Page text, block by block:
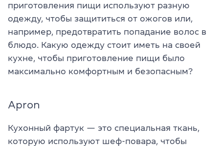
приготовления пищи используют разную
одежду, чтобы защититься от ожогов или,
например, предотвратить попадание волос в
блюдо. Какую одежду стоит иметь на своей
кухне, чтобы приготовление пищи было
максимально комфортным и безопасным?
Apron
Кухонный фартук — это специальная ткань,
которую используют шеф-повара, чтобы